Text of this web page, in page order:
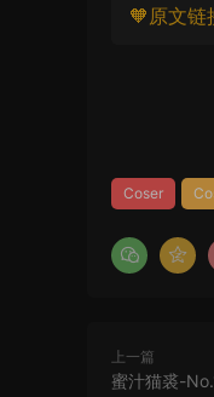
🧡原文链
Coser
上一篇
蜜汁猫裘-